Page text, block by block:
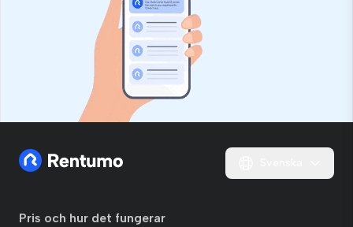
Pris och hur det fungerar